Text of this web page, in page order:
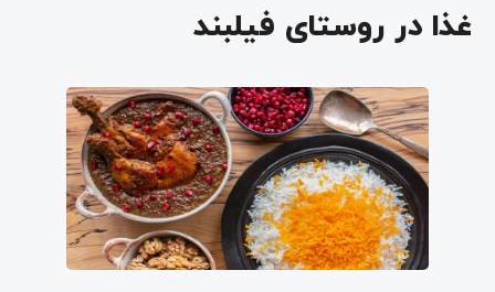
غذا در روستای فیلبند